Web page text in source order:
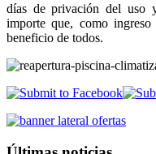
días de privación del uso
importe que, como
beneficio de todos.